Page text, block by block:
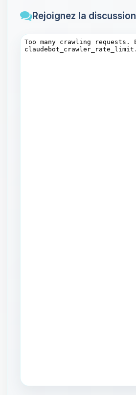
Rejoignez la discussion